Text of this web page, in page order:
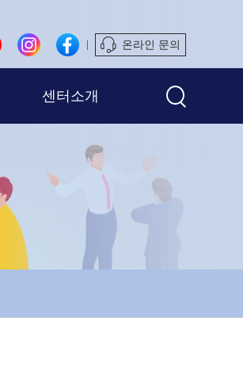
온라인 문의
센터소개